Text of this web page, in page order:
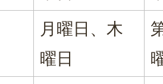
月曜日、木
曜日